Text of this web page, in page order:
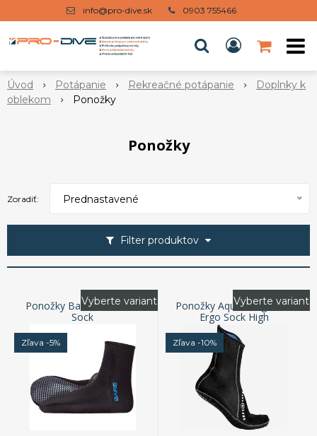
info@pro-dive.sk 0903 755466
Úvod Potápanie Rekreačné potápanie
Doplnky k
oblekom
Ponožky
Ponožky
Filter produktov
Zoradiť: Prednastavené
Ponožky Bare 2mm Neo
Sock
Zľava -5%
Vyberte variant
Ponožky Aqua Lung 3mm
Ergo Sock High
Zľava -10%
Vyberte variant